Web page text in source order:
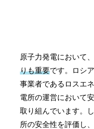
原子力発電において
りも重要です。ロシ
事業者であるロスエ
電所の運営において
取り組んでいます。
所の安全性を評価し